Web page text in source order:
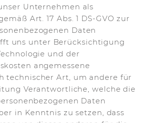
Unternehmen als
Art. 17 Abs. 1 DS-GVO zur
Daten
uns unter Berücksichtigung
und der
angemessene
technischer Art, um andere für
Verantwortliche, welche die
Daten
in Kenntnis zu setzen, dass